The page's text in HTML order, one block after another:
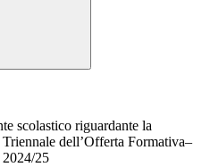
scolastico riguardante la
dell’Offerta Formativa–
25